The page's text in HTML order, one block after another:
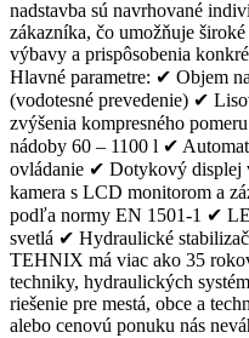
nadstavba sú navrhované
zákazníka, čo umožňuje
výbavy a prispôsobenia
Hlavné parametre: ✔ Objem
(vodotesné prevedenie) ✔
zvýšenia kompresného
nádoby 60 – 1100 l ✔
ovládanie ✔ Dotykový displej
kamera s LCD monitorom a
podľa normy EN 1501-1 ✔
svetlá ✔ Hydraulické
TEHNIX má viac ako 35
techniky, hydraulických
riešenie pre mestá, obce a
alebo cenovú ponuku nás